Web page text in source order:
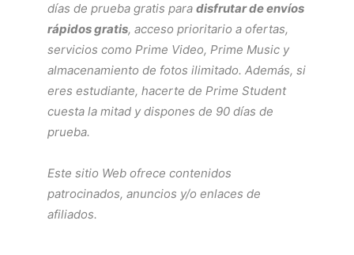
días de prueba gratis para disfrutar de envíos
rápidos gratis, acceso prioritario a ofertas,
servicios como Prime Video, Prime Music y
almacenamiento de fotos ilimitado. Además, si
eres estudiante, hacerte de Prime Student
cuesta la mitad y dispones de 90 días de
prueba.
Este sitio Web ofrece contenidos
patrocinados, anuncios y/o enlaces de
afiliados.